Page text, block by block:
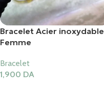
Bracelet Acier inoxydable
Femme
Bracelet
1,900 DA